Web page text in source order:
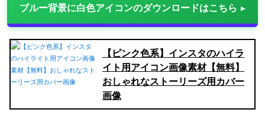
ブルー背景に白色アイコンのダウンロードはこちら
【ピンク色系】インスタのハイラ
イト用アイコン画像素材【無料】
おしゃれなストーリーズ用カバー
画像